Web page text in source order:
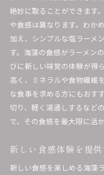
絶妙に取ることができます
や食感は異なります。わか
加え、シンプルな塩ラーメ
す。海藻の食感がラーメン
びに新しい味覚の体験が得
高く、ミネラルや食物繊維
な食事を求める方にもおす
切り、軽く湯通しするなど
で、その食感を最大限に活
新しい食感体験を提
新しい食感を楽しめる海藻